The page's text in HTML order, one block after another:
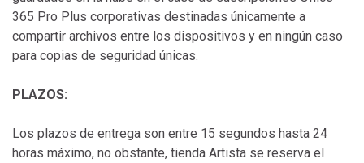
365 Pro Plus corporativas destinadas únicamente a
compartir archivos entre los dispositivos y en ningún caso
para copias de seguridad únicas.
PLAZOS:
Los plazos de entrega son entre 15 segundos hasta 24
horas máximo, no obstante, tienda Artista se reserva el